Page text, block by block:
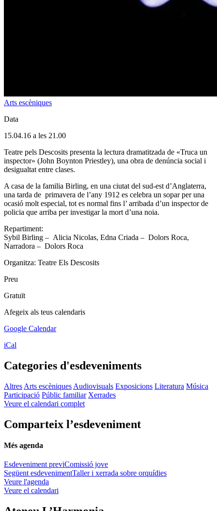
Arts escèniques
Data
15.04.16 a les 21.00
Teatre pels Descosits presenta la lectura dramatitzada de «Truca un
inspector» (John Boynton Priestley), una obra de denúncia social i
desigualtat entre clases.
A casa de la familia Birling, en una ciutat del sud-est d’Anglaterra,
una tarda de primavera de l’any 1912 es celebra un sopar per una
ocasió molt especial, tot es normal fins l’ arribada d’un inspector de
policia que arriba per investigar la mort d’una noia.
Repartiment:
Sybil Birling – Alicia Nicolas, Edna Criada – Dolors Roca,
Narradora – Dolors Roca
Organitza: Teatre Els Descosits
Preu
Gratuït
Afegeix als teus calendaris
Google Calendar
iCal
Categories d'esdeveniments
Altres Arts escèniques Audiovisuals Exposicions Literatura Música
Participació Públic familiar Xerrades
Veure el calendari complet
Comparteix l’esdeveniment
Més agenda
Esdeveniment previComissió jove
Següent esdevenimentTaller i xerrada sobre orquídies
Veure l'agenda
Veure el calendari